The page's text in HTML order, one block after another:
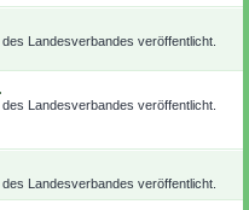
Landesverbandes veröffentlicht.
Landesverbandes veröffentlicht.
Landesverbandes veröffentlicht.